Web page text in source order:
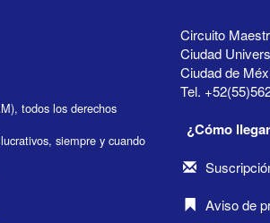
todos los derechos
siempre y cuando
Circuito
Ciudad
Ciudad de
Tel.
¿Cómo
Aviso de